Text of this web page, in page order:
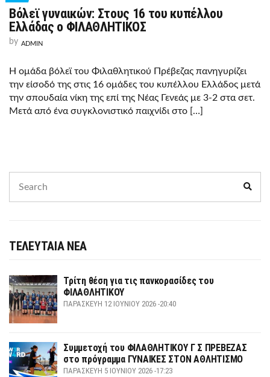
Βόλεϊ γυναικών: Στους 16 του κυπέλλου
Ελλάδας ο ΦΙΛΑΘΛΗΤΙΚΟΣ
by ADMIN
Η ομάδα βόλεϊ του Φιλαθλητικού Πρέβεζας πανηγυρίζει
την είσοδό της στις 16 ομάδες του κυπέλλου Ελλάδος μετά
την σπουδαία νίκη της επί της Νέας Γενεάς με 3-2 στα σετ.
Μετά από ένα συγκλονιστικό παιχνίδι στο […]
for:
ΤΕΛΕΥΤΑΙΑ ΝΕΑ
Τρίτη θέση για τις πανκορασίδες του
ΦΙΛΑΘΛΗΤΙΚΟΥ
ΠΑΡΑΣΚΕΥΉ 12 ΙΟΥΝΊΟΥ 2026 -20:40
Συμμετοχή του ΦΙΛΑΘΛΗΤΙΚΟΥ Γ Σ ΠΡΕΒΕΖΑΣ
στο πρόγραμμα ΓΥΝΑΙΚΕΣ ΣΤΟΝ ΑΘΛΗΤΙΣΜΟ
ΠΑΡΑΣΚΕΥΉ 5 ΙΟΥΝΊΟΥ 2026 -17:23